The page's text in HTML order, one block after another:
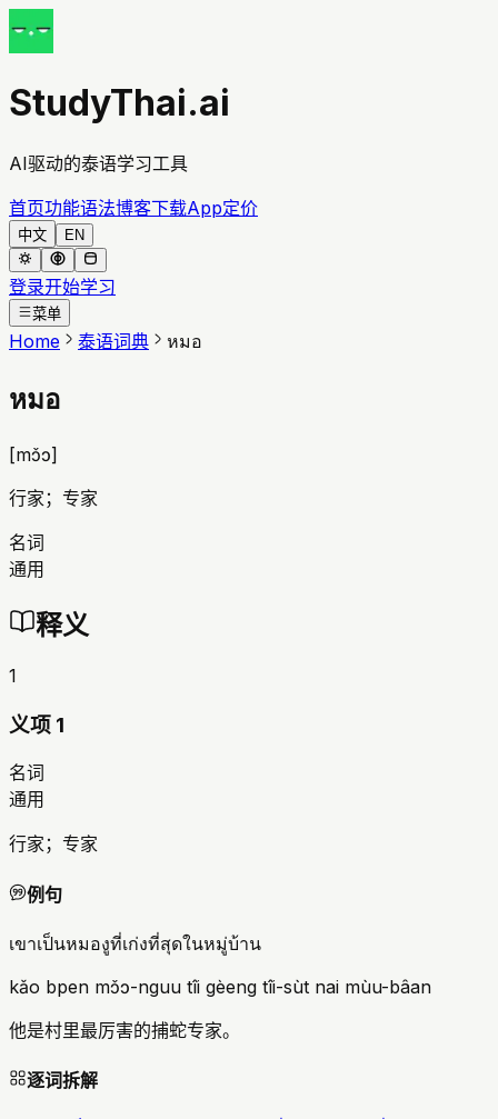
StudyThai.ai
AI驱动的泰语学习工具
首页功能语法博客下载App定价
中文 EN
登录开始学习
菜单
Home 泰语词典 หมอ
หมอ
[mɔ̌ɔ]
行家；专家
名词
通用
释义
1
义项 1
名词
通用
行家；专家
例句
เขาเป็นหมองูที่เก่งที่สุดในหมู่บ้าน
kǎo bpen mɔ̌ɔ-nguu tîi gèeng tîi-sùt nai mùu-bâan
他是村里最厉害的捕蛇专家。
逐词拆解